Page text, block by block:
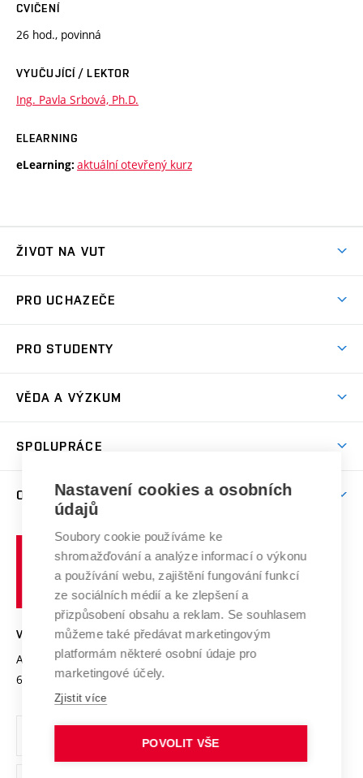
CVIČENÍ
26 hod., povinná
VYUČUJÍCÍ / LEKTOR
Ing. Pavla Srbová, Ph.D.
ELEARNING
eLearning: aktuální otevřený kurz
ŽIVOT NA VUT
Koleje
Sport na VUT
Brno
PRO UCHAZEČE
Dny otevřených dveří
Celoživotní vzdělávání
E-přihláška
PRO STUDENTY
Harmonogram akademického roku
Závěrečné práce
Doktorské studium
Zpracování osobních údajů studentů
Sociální bezpečí
Studium bez bariér
Podpora podnikání
VĚDA A VÝZKUM
Mezinárodní vědecká rada
Systém zajišťování kvality výzkumu
Výzkumné infrastruktury
Transfer znalostí
Open Science
Projekty
Projekty ze strukturálních fondů
Specifický výzkum
SPOLUPRÁCE
Zahraniční spolupráce
Spolupráce se školami
Služby univerzity
Mezinárodní dohody
Univerzitní sítě
O UNIVERZITĚ
Profil univerzity
Udržitelná univerzita
Podnikavá univerzita / ContriBUTe
Bezpečná univerzita
Vyznamenání
Organizační struktura
Ochrana osobních údajů
učení
technické
VYSOKÉ UČENÍ TECHNICKÉ V BRNĚ
Antonínská 548/1
602 00 Brno
www.vut.cz
vut@vutbr.cz
Nastavení cookies a osobních
údajů
Soubory cookie používáme ke
shromažďování a analýze informací o výkonu
a používání webu, zajištění fungování funkcí
ze sociálních médií a ke zlepšení a
přizpůsobení obsahu a reklam. Se souhlasem
můžeme také předávat marketingovým
platformám některé osobní údaje pro
marketingové účely.
Zjistit více
POVOLIT VŠE